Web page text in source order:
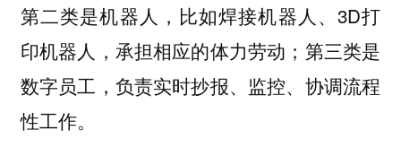
第二类是机器人，比如焊接机器人、3D打
印机器人，承担相应的体力劳动；第三类是
数字员工，负责实时抄报、监控、协调流程
性工作。